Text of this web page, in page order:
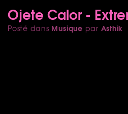
Ojete Calor -
Posté dans Musique par Asthik